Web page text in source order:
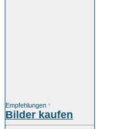
Empfehlungen *
Bilder kaufen